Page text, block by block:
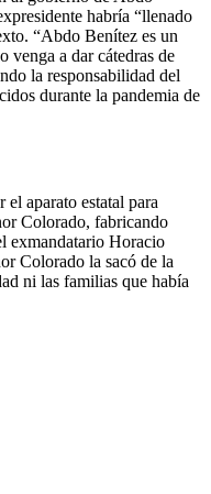
habría “llenado
“Abdo Benítez es un
venga a dar cátedras de
la responsabilidad del
durante la pandemia de
aparato estatal para
Colorado, fabricando
exmandatario Horacio
Colorado la sacó de la
ni las familias que había